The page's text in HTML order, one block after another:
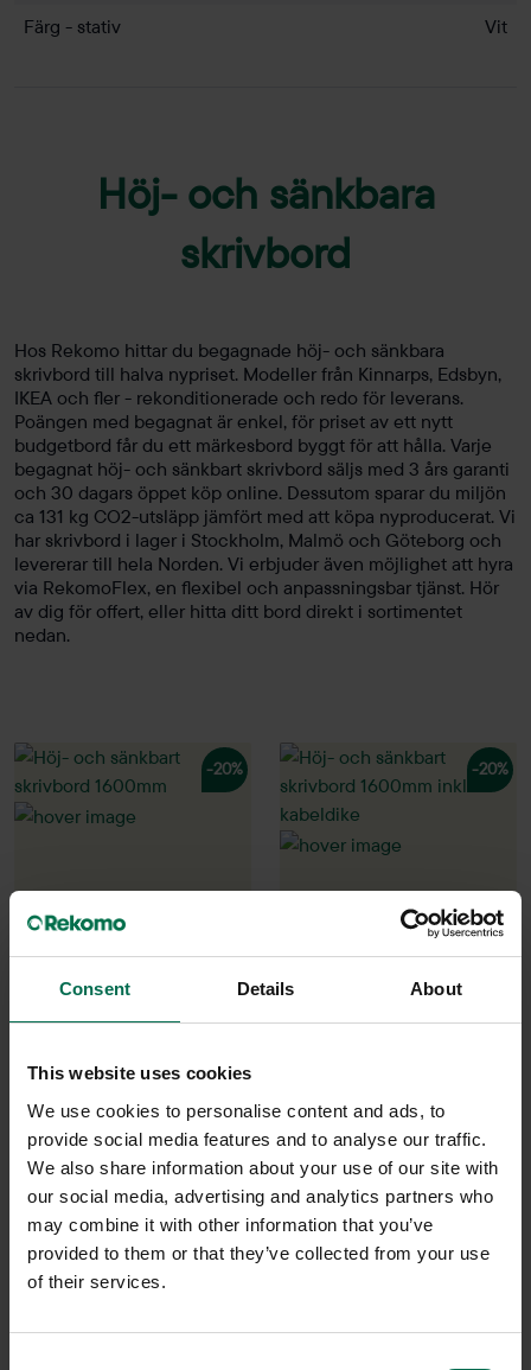
Consent Details About
This website uses cookies
We use cookies to personalise content and ads, to
provide social media features and to analyse our traffic.
We also share information about your use of our site with
our social media, advertising and analytics partners who
may combine it with other information that you’ve
provided to them or that they’ve collected from your use
of their services.
Färg - stativ
Vit
Höj- och sänkbara
skrivbord
Hos Rekomo hittar du begagnade höj- och sänkbara
skrivbord till halva nypriset. Modeller från Kinnarps, Edsbyn,
IKEA och fler - rekonditionerade och redo för leverans.
Poängen med begagnat är enkel, för priset av ett nytt
budgetbord får du ett märkesbord byggt för att hålla. Varje
begagnat höj- och sänkbart skrivbord säljs med 3 års garanti
och 30 dagars öppet köp online. Dessutom sparar du miljön
ca 131 kg CO2-utsläpp jämfört med att köpa nyproducerat. Vi
har skrivbord i lager i Stockholm, Malmö och Göteborg och
levererar till hela Norden. Vi erbjuder även möjlighet att hyra
via RekomoFlex, en flexibel och anpassningsbar tjänst. Hör
av dig för offert, eller hitta ditt bord direkt i sortimentet
nedan.
-20%
Rekomo
Begagnad
Höj- och sänkbart skrivbord
2990 kr 3738 kr
Hyr från101kr/mån
200 i lager
Sparar miljön ca 131 kg
C02
-20%
Rekomo
Begagnad
3200 kr 3987 kr
Hyr från108kr/mån
139 i lager
Sparar miljön ca 132 kg